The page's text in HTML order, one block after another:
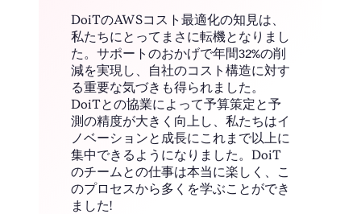
DoiTのAWSコスト最適化の知見は、
私たちにとってまさに転機となりまし
た。サポートのおかげで年間32%の削
減を実現し、自社のコスト構造に対す
る重要な気づきも得られました。
DoiTとの協業によって予算策定と予
測の精度が大きく向上し、私たちはイ
ノベーションと成長にこれまで以上に
集中できるようになりました。DoiT
のチームとの仕事は本当に楽しく、こ
のプロセスから多くを学ぶことができ
ました!